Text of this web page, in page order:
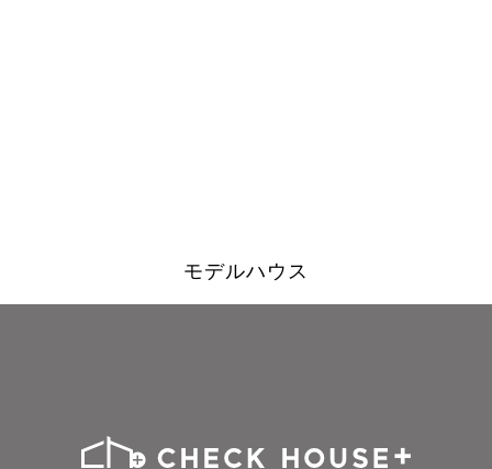
モデルハウス